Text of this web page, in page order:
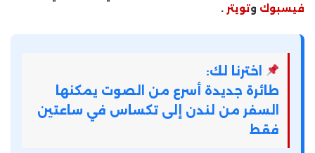
فيسبوك وتويتر .
اخترنا لك:
طائرة جديدة أسرع من الصوت يمكنها
السفر من لندن إلى تكساس في ساعتين
فقط